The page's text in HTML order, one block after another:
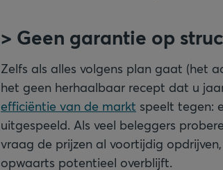
> Geen garantie op
Zelfs als alles volgens plan gaat (het
het geen herhaalbaar recept dat u
efficiëntie van de markt speelt tegen:
uitgespeeld. Als veel beleggers
vraag de prijzen al voortijdig
opwaarts potentieel overblijft.